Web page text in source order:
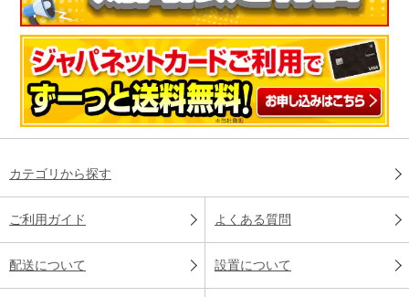
カテゴリから探す
ご利用ガイド よくある質問
配送について 設置について